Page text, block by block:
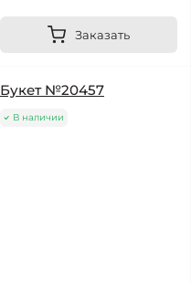
Заказать
Букет №20457
В наличии